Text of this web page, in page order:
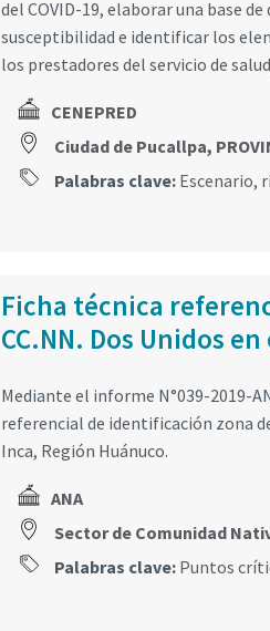
del COVID-19, elaborar una base
susceptibilidad e identificar los
los prestadores del servicio de
CENEPRED
Ciudad de Pucallpa,
Palabras clave: Escenario,
Ficha técnica
CC.NN. Dos Unidos
Mediante el informe N°039-2019-
referencial de identificación zona
Inca, Región Huánuco.
ANA
Sector de Comunidad
Palabras clave: Puntos